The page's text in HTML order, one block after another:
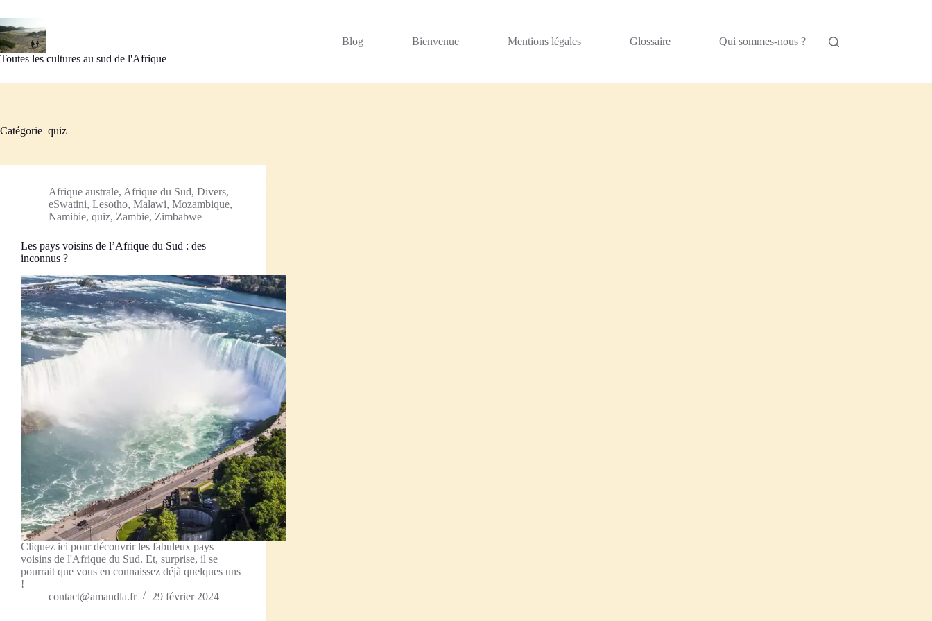
au
contenu
Toutes les cultures au sud de l'Afrique
Blog Bienvenue Mentions légales Glossaire Qui sommes-nous ?
Catégorie quiz
Afrique australe, Afrique du Sud, Divers,
eSwatini, Lesotho, Malawi, Mozambique,
Namibie, quiz, Zambie, Zimbabwe
Les pays voisins de l’Afrique du Sud : des
inconnus ?
Cliquez ici pour découvrir les fabuleux pays
voisins de l'Afrique du Sud. Et, surprise, il se
pourrait que vous en connaissez déjà quelques uns
!
contact@amandla.fr
29 février 2024